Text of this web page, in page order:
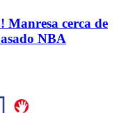
Manresa cerca de
NBA